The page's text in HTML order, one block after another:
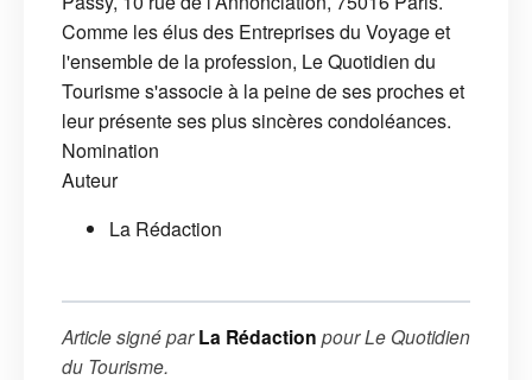
Comme les élus des Entreprises du Voyage et
l'ensemble de la profession, Le Quotidien du
Tourisme s'associe à la peine de ses proches et
leur présente ses plus sincères condoléances.
Nomination
Auteur
La Rédaction
Article signé parLa Rédaction pourLe Quotidien
du Tourisme.